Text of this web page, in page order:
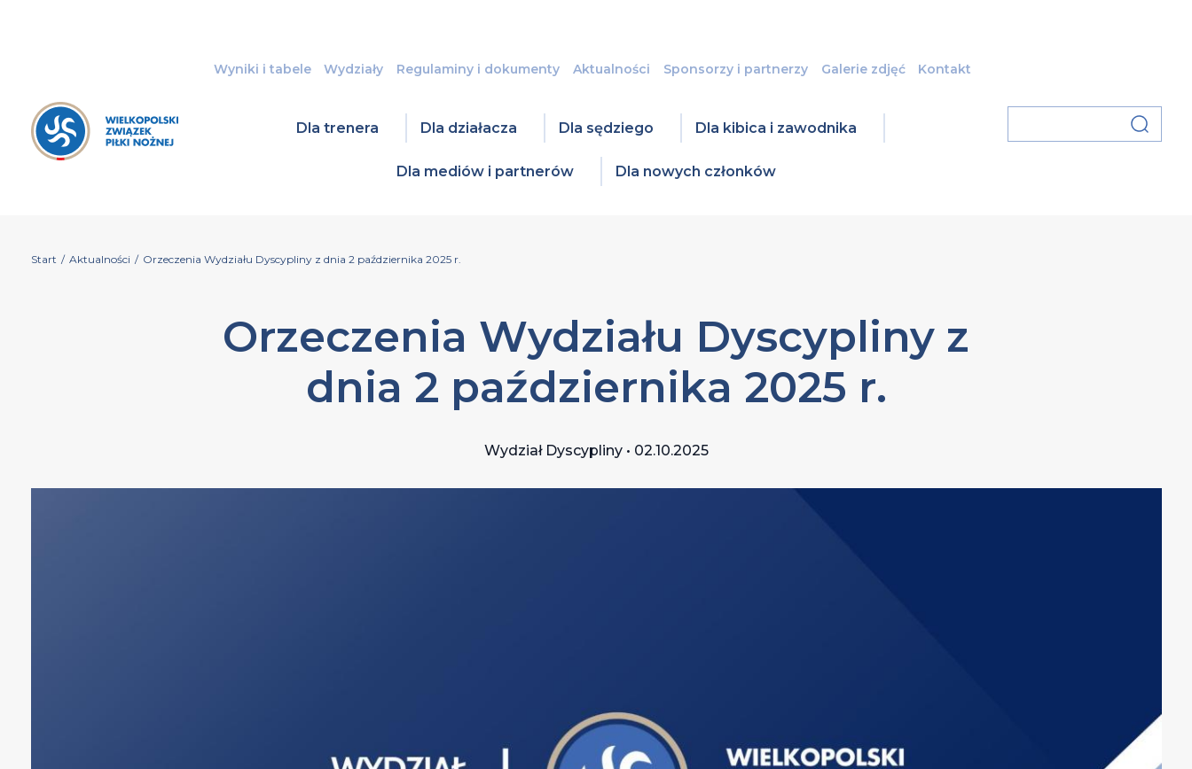
Wyniki i tabele Wydziały Regulaminy i dokumenty Aktualności Sponsorzy i partnerzy Galerie zdjęć Kontakt
Dla trenera Dla działacza Dla sędziego Dla kibica i zawodnika
Dla mediów i partnerów Dla nowych członków
Start / Aktualności / Orzeczenia Wydziału Dyscypliny z dnia 2 października 2025 r.
Orzeczenia Wydziału Dyscypliny z
dnia 2 października 2025 r.
Wydział Dyscypliny • 02.10.2025